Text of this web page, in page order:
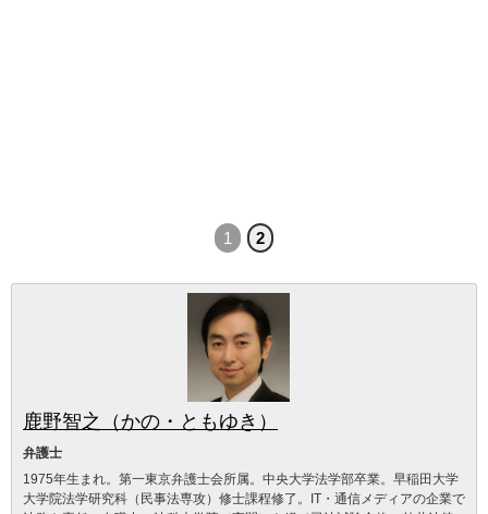
1 2
鹿野智之（かの・ともゆき）
弁護士
1975年生まれ。第一東京弁護士会所属。中央大学法学部卒業。早稲田大学
大学院法学研究科（民事法専攻）修士課程修了。IT・通信メディアの企業で